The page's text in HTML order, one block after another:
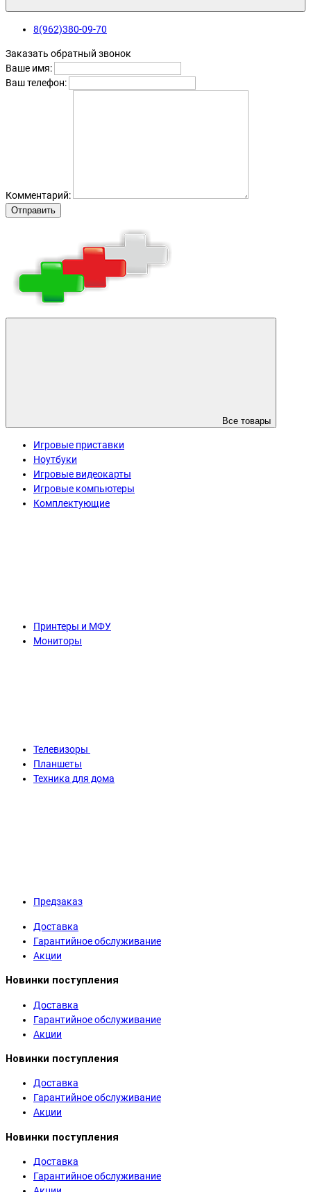
8(962)380-09-70
Заказать обратный звонок
Ваше имя:
Ваш телефон:
Комментарий:
Отправить
Все товары
Игровые приставки
Ноутбуки
Игровые видеокарты
Игровые компьютеры
Комплектующие
Принтеры и МФУ
Мониторы
Телевизоры
Планшеты
Техника для дома
Предзаказ
Доставка
Гарантийное обслуживание
Акции
Новинки поступления
Доставка
Гарантийное обслуживание
Акции
Новинки поступления
Доставка
Гарантийное обслуживание
Акции
Новинки поступления
Доставка
Гарантийное обслуживание